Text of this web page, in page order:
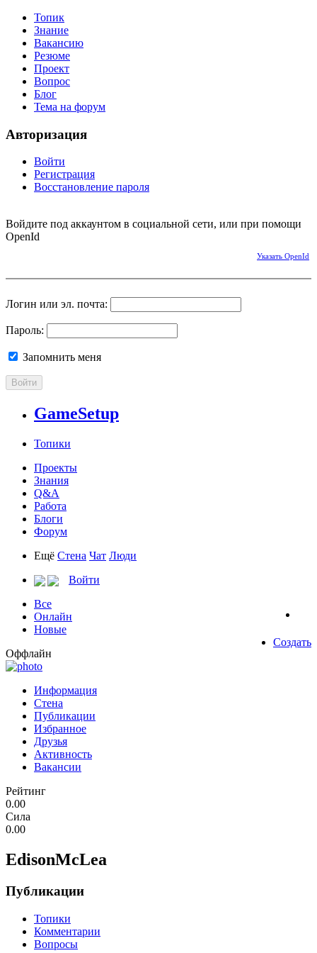
Топик
Знание
Вакансию
Резюме
Проект
Вопрос
Блог
Тема на форум
Авторизация
Войти
Регистрация
Восстановление пароля
Войдите под аккаунтом в социальной сети, или при помощи
OpenId
Указать OpenId
Логин или эл. почта:
Пароль:
Запомнить меня
Войти
GameSetup
Топики
Проекты
Знания
Q&A
Работа
Блоги
Форум
Ещё Стена Чат Люди
Войти
Все
Онлайн
Новые
Создать
Оффлайн
Информация
Стена
Публикации
Избранное
Друзья
Активность
Вакансии
Рейтинг
0.00
Сила
0.00
EdisonMcLea
Публикации
Топики
Комментарии
Вопросы